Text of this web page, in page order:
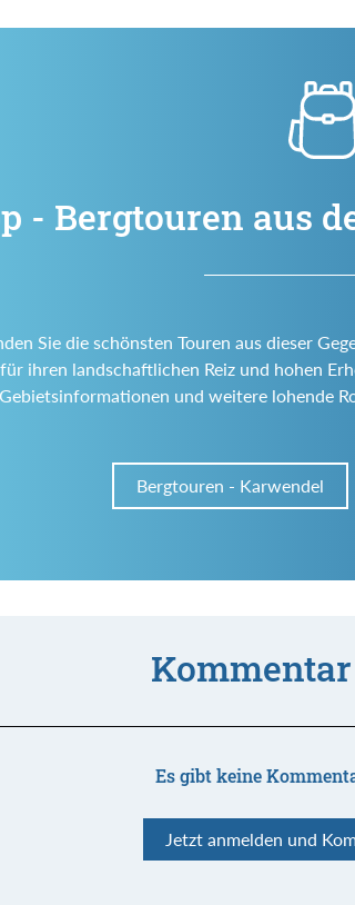
- Bergtouren aus
Sie die schönsten Touren aus dieser
ihren landschaftlichen Reiz und hohen
und weitere lohende
Bergtouren - Karwendel
Es gibt keine
Jetzt anmelden und